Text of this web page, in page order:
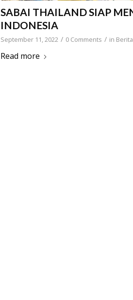
SABAI THAILAND SIAP
INDONESIA
September 11, 2022 / 0 Comments / in
Read more